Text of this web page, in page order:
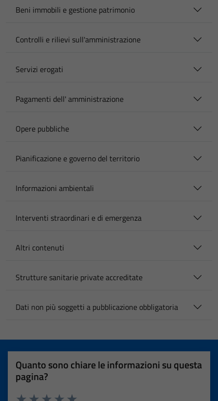
Beni immobili e gestione patrimonio
Controlli e rilievi sull'amministrazione
Servizi erogati
Pagamenti dell' amministrazione
Opere pubbliche
Pianificazione e governo del territorio
Informazioni ambientali
Interventi straordinari e di emergenza
Altri contenuti
Strutture sanitarie private accreditate
Dati non più soggetti a pubblicazione obbligatoria
Quanto sono chiare le informazioni su questa
pagina?